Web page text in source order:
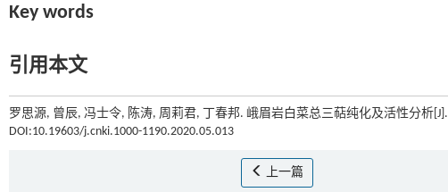
Key words
引用本文
罗思源, 曾辰, 冯士令, 陈涛, 周莉君, 丁春邦. 峨眉岩白菜总三萜纯化及活性分析[J].
DOI:10.19603/j.cnki.1000-1190.2020.05.013
上一篇